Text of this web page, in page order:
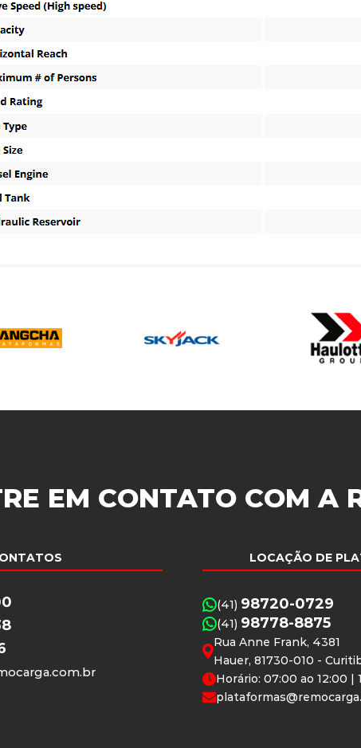
EM CONTATO COM A
LOCAÇÃO DE
(41) 98720-0729
(41) 98778-8875
Rua Anne Frank, 4381
Hauer, 81730-010 -
Horário: 07:00 ao 12:00 |